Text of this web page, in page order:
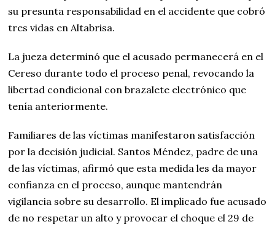
su presunta responsabilidad en el accidente que cobró
tres vidas en Altabrisa.
La jueza determinó que el acusado permanecerá en el
Cereso durante todo el proceso penal, revocando la
libertad condicional con brazalete electrónico que
tenía anteriormente.
Familiares de las víctimas manifestaron satisfacción
por la decisión judicial. Santos Méndez, padre de una
de las víctimas, afirmó que esta medida les da mayor
confianza en el proceso, aunque mantendrán
vigilancia sobre su desarrollo. El implicado fue acusado
de no respetar un alto y provocar el choque el 29 de